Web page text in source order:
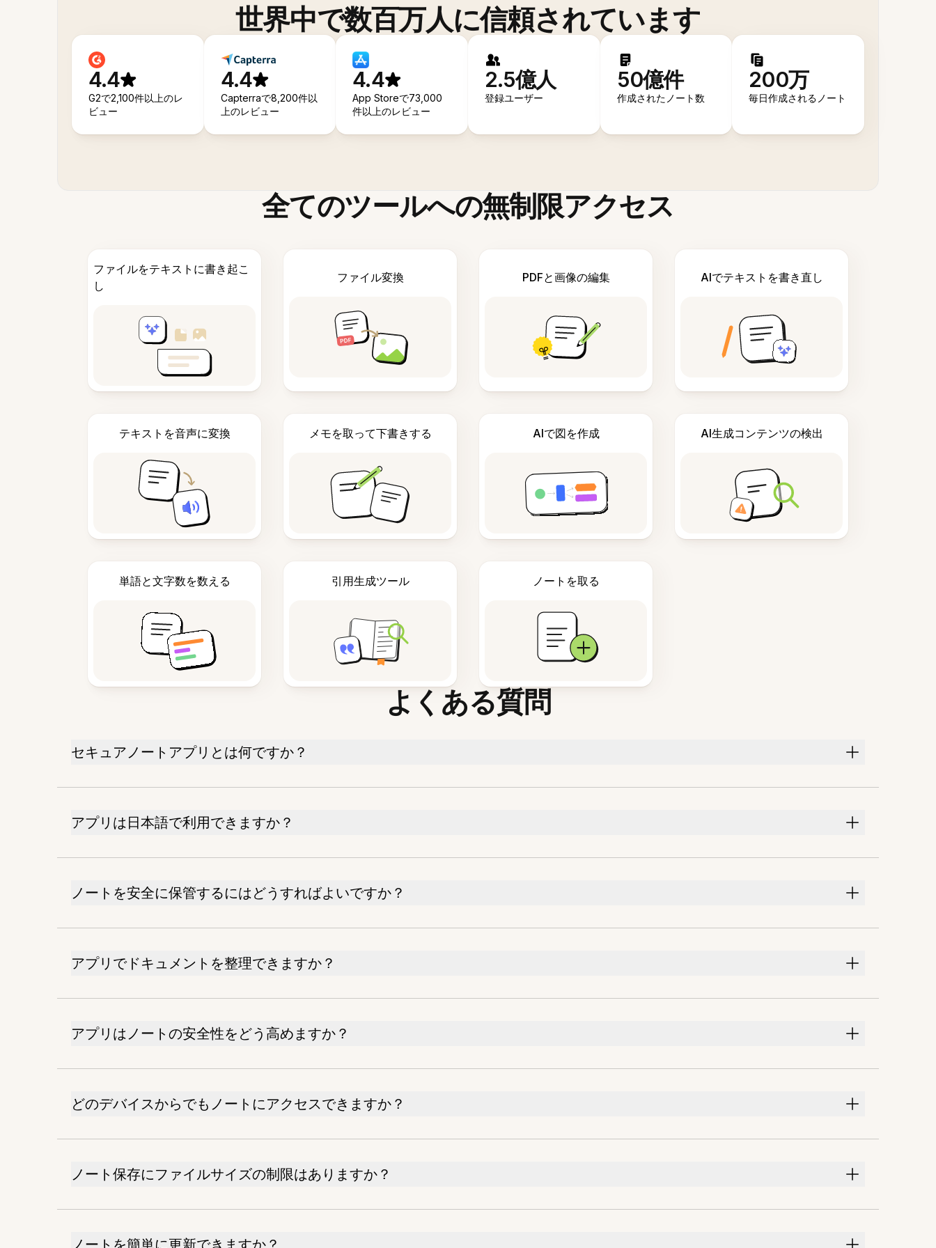
世界中で数百万人に信頼されています
4.4
G2で2,100件以上のレ
ビュー
4.4
Capterraで8,200件以
上のレビュー
4.4
App Storeで73,000
件以上のレビュー
2.5億人
登録ユーザー
50億件
作成されたノート数
200万
毎日作成されるノート
全てのツールへの無制限アクセス
ファイルをテキストに書き起こ
し
ファイル変換 PDFと画像の編集 AIでテキストを書き直し
テキストを音声に変換 メモを取って下書きする AIで図を作成 AI生成コンテンツの検出
単語と文字数を数える 引用生成ツール ノートを取る
よくある質問
セキュアノートアプリとは何ですか？
アプリは日本語で利用できますか？
ノートを安全に保管するにはどうすればよいですか？
アプリでドキュメントを整理できますか？
アプリはノートの安全性をどう高めますか？
どのデバイスからでもノートにアクセスできますか？
ノート保存にファイルサイズの制限はありますか？
ノートを簡単に更新できますか？